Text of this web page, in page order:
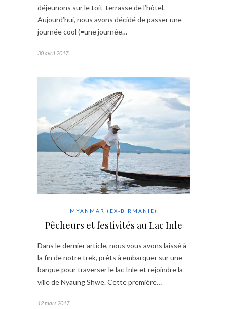
déjeunons sur le toit-terrasse de l’hôtel.
Aujourd’hui, nous avons décidé de passer une
journée cool (=une journée…
30 avril 2017
MYANMAR (EX-BIRMANIE)
Pêcheurs et festivités au Lac Inle
Dans le dernier article, nous vous avons laissé à
la fin de notre trek, prêts à embarquer sur une
barque pour traverser le lac Inle et rejoindre la
ville de Nyaung Shwe. Cette première…
12 mars 2017